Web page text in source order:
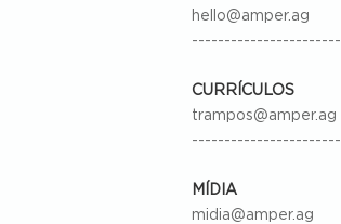
hello@amper.ag
CURRÍCULOS
trampos@amper.ag
MÍDIA
midia@amper.ag